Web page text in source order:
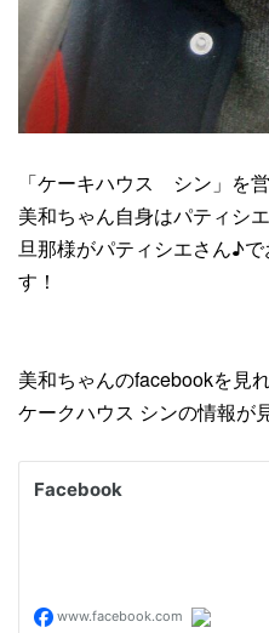
「ケーキハウス シン」を
美和ちゃん自身はパティシ
旦那様がパティシエさん♪
す！
美和ちゃんのfacebookを見
ケークハウス シンの情報が